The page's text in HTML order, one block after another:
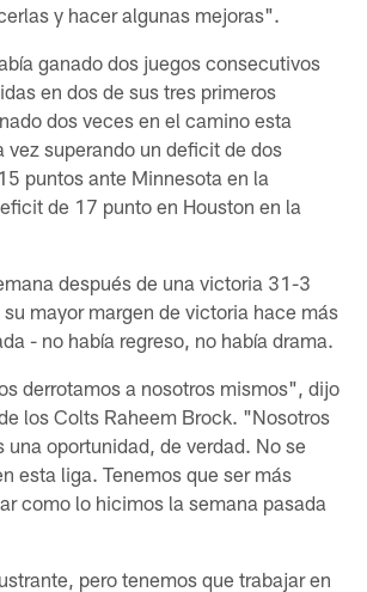
y hacer algunas mejoras".
ganado dos juegos consecutivos
en dos de sus tres primeros
dos veces en el camino esta
vez superando un deficit de dos
puntos ante Minnesota en la
de 17 punto en Houston en la
después de una victoria 31-3
mayor margen de victoria hace más
- no había regreso, no había drama.
derrotamos a nosotros mismos", dijo
los Colts Raheem Brock. "Nosotros
una oportunidad, de verdad. No se
esta liga. Tenemos que ser más
como lo hicimos la semana pasada
pero tenemos que trabajar en